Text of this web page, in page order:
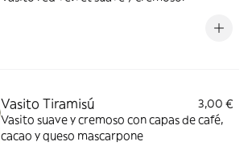
Vasito Tiramisú
3,00 €
Vasito suave y cremoso con capas de café,
cacao y queso mascarpone